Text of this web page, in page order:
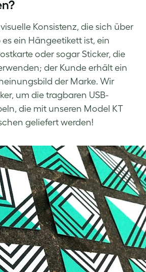
Konsistenz, die sich über
ein Hängeetikett ist, ein
oder sogar Sticker, die
der Kunde erhält ein
der Marke. Wir
um die tragbaren USB-
die mit unseren Model KT
geliefert werden!